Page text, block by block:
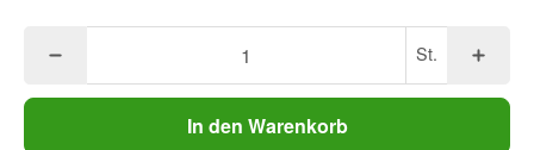
St.
In den Warenkorb